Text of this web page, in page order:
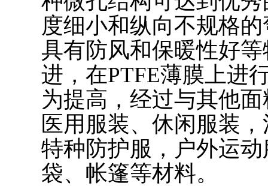
度细小和纵向不规格
具有防风和保暖性好
进，在PTFE薄膜上进
为提高，经过与其他
医用服装、休闲服装
特种防护服，户外运
袋、帐篷等材料。